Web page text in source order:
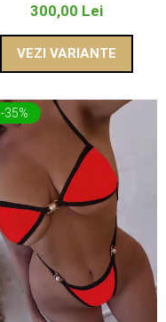
300,00 Lei
VEZI VARIANTE
-35%